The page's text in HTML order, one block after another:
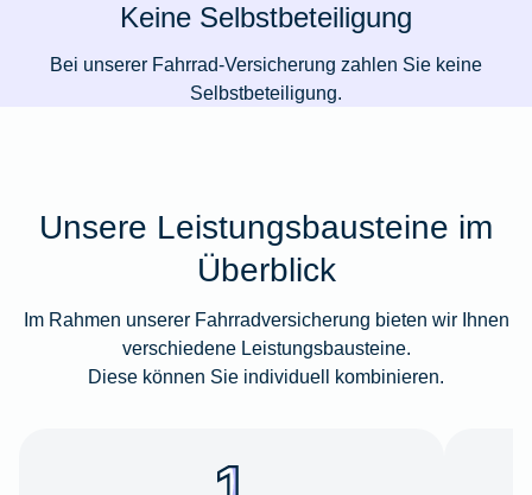
Keine Selbstbeteiligung
Bei unserer Fahrrad-Versicherung zahlen Sie keine
Selbstbeteiligung.
Unsere Leistungsbausteine im
Überblick
Im Rahmen unserer Fahrradversicherung bieten wir Ihnen
verschiedene Leistungsbausteine.
Diese können Sie individuell kombinieren.